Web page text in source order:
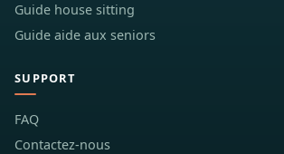
Guide house sitting
Guide aide aux seniors
SUPPORT
FAQ
Contactez-nous